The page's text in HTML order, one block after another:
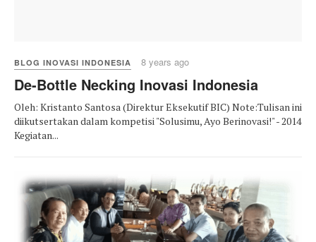
BLOG INOVASI INDONESIA 8 years ago
De-Bottle Necking Inovasi Indonesia
Oleh: Kristanto Santosa (Direktur Eksekutif BIC) Note:Tulisan ini
diikutsertakan dalam kompetisi "Solusimu, Ayo Berinovasi!" - 2014
Kegiatan...